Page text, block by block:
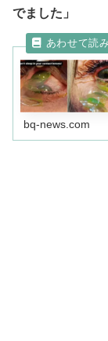
でました」
bq-news.com